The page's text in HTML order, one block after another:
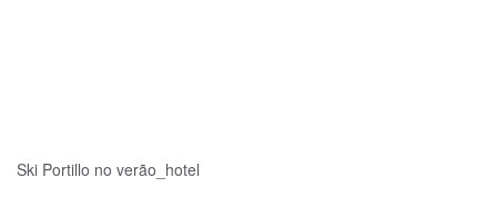
Ski Portillo no verão_hotel